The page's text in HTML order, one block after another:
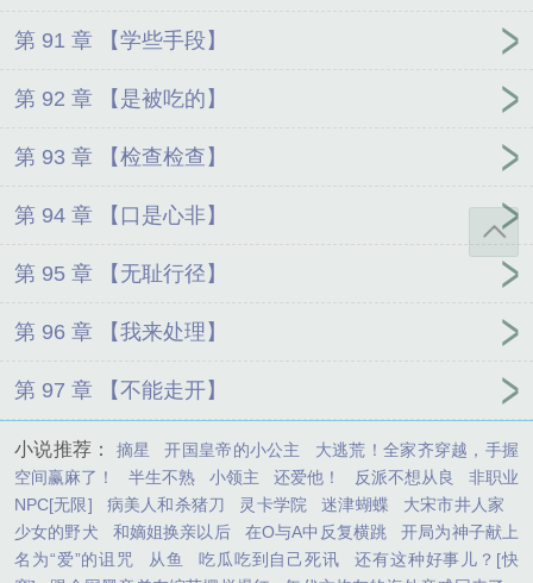
第 91 章 【学些手段】
第 92 章 【是被吃的】
第 93 章 【检查检查】
第 94 章 【口是心非】
第 95 章 【无耻行径】
第 96 章 【我来处理】
第 97 章 【不能走开】
小说推荐： 摘星 开国皇帝的小公主
大逃荒！全家齐穿越，手握
空间赢麻了！
半生不熟 小领主 还爱他！ 反派不想从良
非职业
NPC[无限]
病美人和杀猪刀 灵卡学院 迷津蝴蝶
大宋市井人家
少女的野犬
和嫡姐换亲以后 在O与A中反复横跳
开局为神子献上
名为“爱”的诅咒
从鱼 吃瓜吃到自己死讯
还有这种好事儿？[快